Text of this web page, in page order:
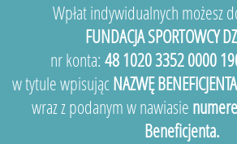
Wpłat indywidualnych możesz
FUNDACJA SPORTOWCY
nr konta: 48 1020 3352 0000
w tytule wpisującNAZWĘ
wraz z podanym w nawiasie
Beneficjenta.